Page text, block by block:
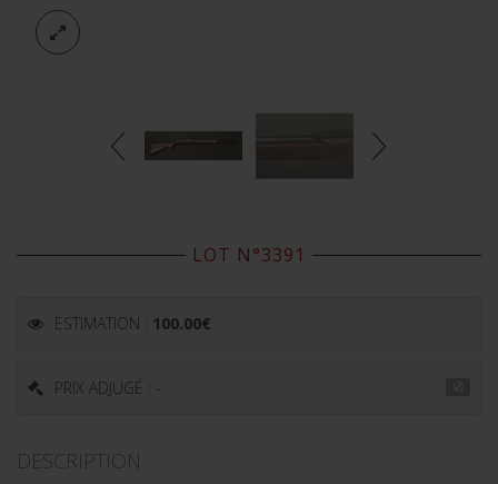
LOT N°3391
ESTIMATION : 100.00€
PRIX ADJUGÉ : -
DESCRIPTION